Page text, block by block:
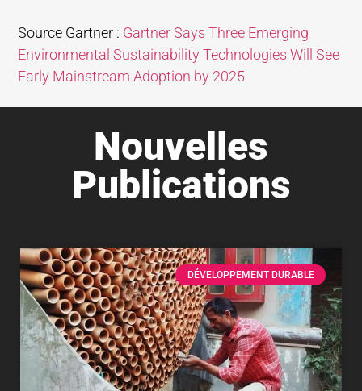
Source Gartner : Gartner Says Three Emerging
Environmental Sustainability Technologies Will See
Early Mainstream Adoption by 2025
Nouvelles
Publications
DÉVELOPPEMENT DURABLE